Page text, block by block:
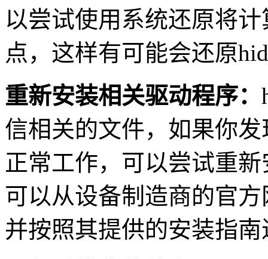
以尝试使用系统还原将
点，这样有可能会还原
重新安装相关驱动程序：
信相关的文件，如果你
正常工作，可以尝试重
可以从设备制造商的官
并按照其提供的安装指